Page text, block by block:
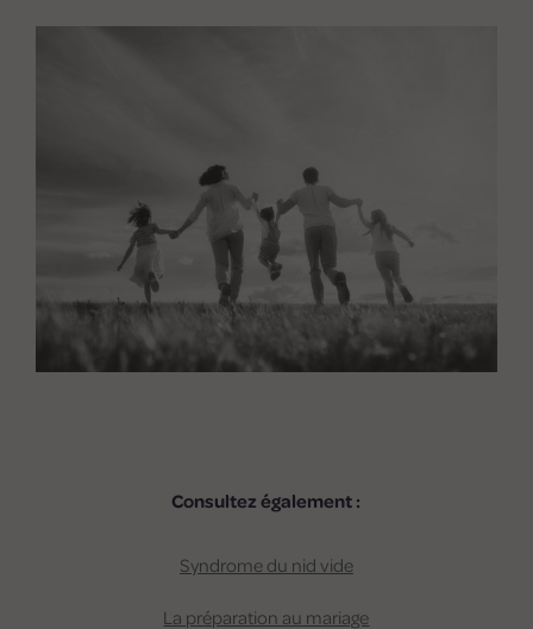
Consultez également :
Syndrome du nid vide
La préparation au mariage